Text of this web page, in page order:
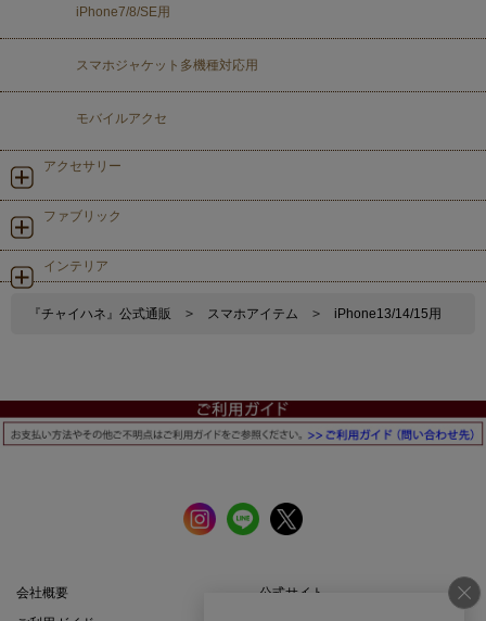
iPhone7/8/SE用
スマホジャケット多機種対応用
モバイルアクセ
アクセサリー
ファブリック
インテリア
『チャイハネ』公式通販 > スマホアイテム > iPhone13/14/15用
会社概要
公式サイト